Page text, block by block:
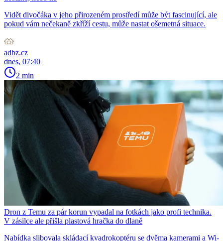
Vidět divočáka v jeho přirozeném prostředí může být fascinující, ale
pokud vám nečekaně zkříží cestu, může nastat ošemetná situace.
adbz.cz
dnes, 07:40
2 min
Dron z Temu za pár korun vypadal na fotkách jako profi technika.
V zásilce ale přišla plastová hračka do dlaně
Nabídka slibovala skládací kvadrokoptéru se dvěma kamerami a Wi-